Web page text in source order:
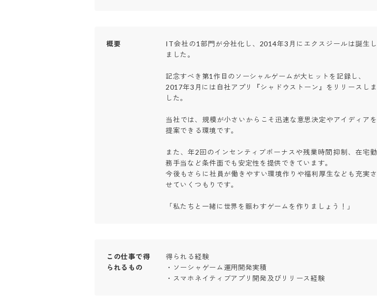
概要
IT会社の1部門が分社化し、2014年3月にエクスジールは誕生し
ました。
記念すべき第1作目のソーシャルゲームが大ヒットを記録し、
2017年3月には自社アプリ『シャドウストーン』をリリースしま
した。
当社では、規模が小さいからこそ迅速な意思決定やアイディアを
提案できる環境です。
また、年2回のインセンティブボーナスや残業時間抑制、在宅勤
務手当など条件面でも安定性を提供できています。
今後もさらに社員が働きやすい環境作りや福利厚生なども充実さ
せていくつもりです。
「私たちと一緒に世界を賑わすゲームを作りましょう！」
この仕事で得
られるもの
得られる経験
・ソーシャゲーム運用開発実積
・スマホネイティブアプリ開発及びリリース経験